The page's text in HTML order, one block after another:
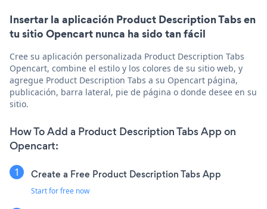
Insertar la aplicación Product Description Tabs en
tu sitio Opencart nunca ha sido tan fácil
Cree su aplicación personalizada Product Description Tabs
Opencart, combine el estilo y los colores de su sitio web, y
agregue Product Description Tabs a su Opencart página,
publicación, barra lateral, pie de página o donde desee en su
sitio.
How To Add a Product Description Tabs App on
Opencart:
Create a Free Product Description Tabs App
Start for free now